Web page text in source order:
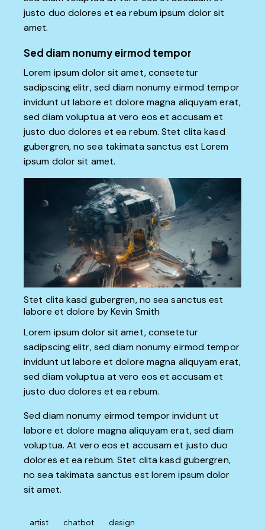
justo duo dolores et ea rebum ipsum dolor sit
amet.
Sed diam nonumy eirmod tempor
Lorem ipsum dolor sit amet, consetetur
sadipscing elitr, sed diam nonumy eirmod tempor
invidunt ut labore et dolore magna aliquyam erat,
sed diam voluptua at vero eos et accusam et
justo duo dolores et ea rebum. Stet clita kasd
gubergren, no sea takimata sanctus est Lorem
ipsum dolor sit amet.
Stet clita kasd gubergren, no sea sanctus est
labore et dolore byKevin Smith
Lorem ipsum dolor sit amet, consetetur
sadipscing elitr, sed diam nonumy eirmod tempor
invidunt ut labore et dolore magna aliquyam erat,
sed diam voluptua at vero eos et accusam et
justo duo dolores et ea rebum.
Sed diam nonumy eirmod tempor invidunt ut
labore et dolore magna aliquyam erat, sed diam
voluptua. At vero eos et accusam et justo duo
dolores et ea rebum. Stet clita kasd gubergren,
no sea takimata sanctus est lorem ipsum dolor
sit amet.
artist chatbot design